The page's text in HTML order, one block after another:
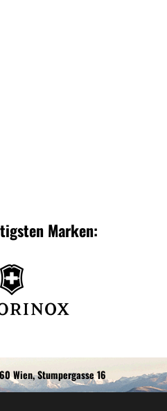
Marken:
Wien, Stumpergasse 16